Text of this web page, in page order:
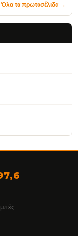
Όλα τα πρωτοσέλιδα →